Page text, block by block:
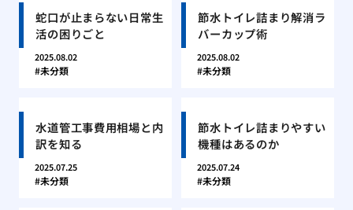
蛇口が止まらない日常生
活の困りごと
2025.08.02
未分類
節水トイレ詰まり解消ラ
バーカップ術
2025.08.02
未分類
水道管工事費用相場と内
訳を知る
2025.07.25
未分類
節水トイレ詰まりやすい
機種はあるのか
2025.07.24
未分類